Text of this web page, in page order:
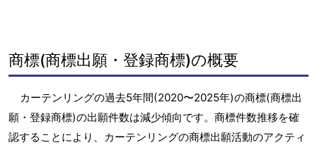
商標(商標出願・登録商標)の概要
カーテンリングの過去5年間(2020〜2025年)の商標(商標出
願・登録商標)の出願件数は減少傾向です。商標件数推移を確
認することにより、カーテンリングの商標出願活動のアクティ